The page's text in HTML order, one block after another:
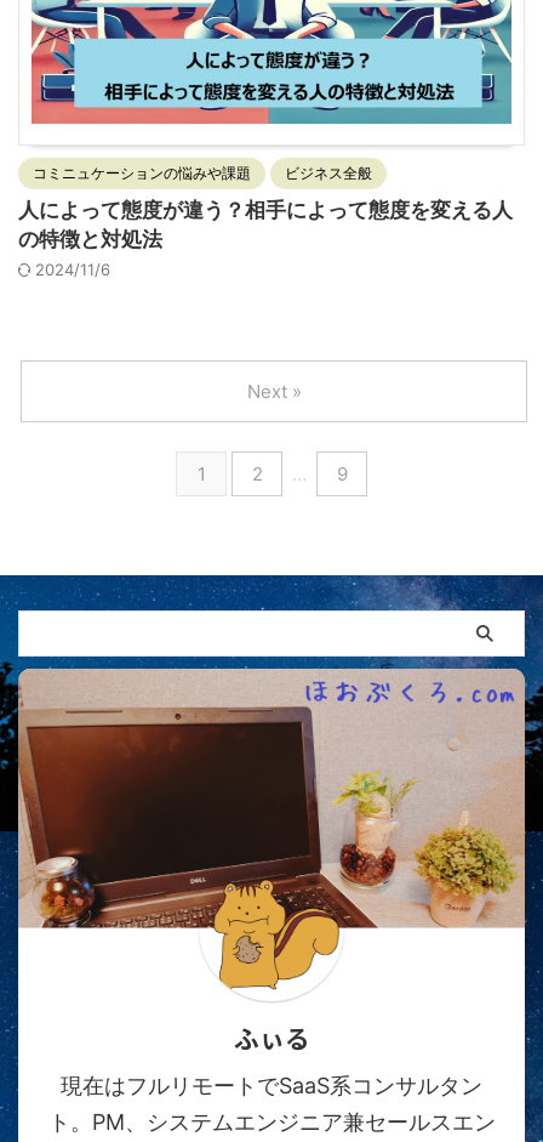
コミニュケーションの悩みや課題 ビジネス全般
人によって態度が違う？相手によって態度を変える人
の特徴と対処法
2024/11/6
1 2 … 9
Next »
ふぃる
現在はフルリモートでSaaS系コンサルタン
ト。PM、システムエンジニア兼セールスエン